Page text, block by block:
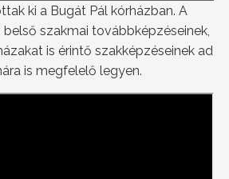
ki a Bugát Pál kórházban. A
szakmai továbbképzéseinek,
is érintő szakképzéseinek ad
is megfelelő legyen.